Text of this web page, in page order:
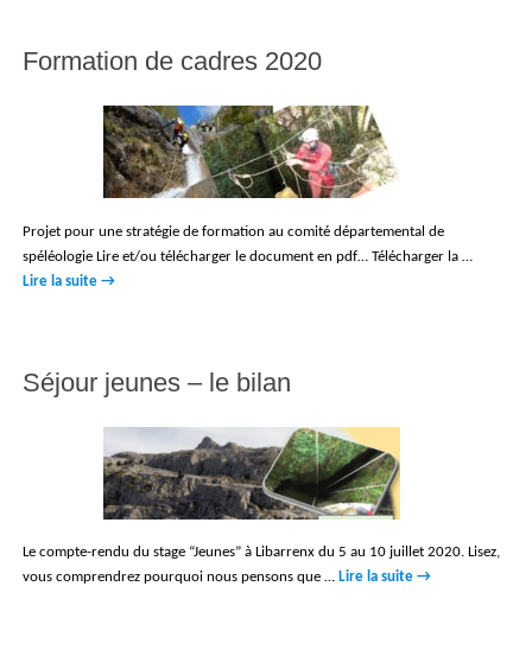
Formation de cadres 2020
Projet pour une stratégie de formation au comité départemental de
spéléologie Lire et/ou télécharger le document en pdf… Télécharger la …
Lire la suite →
Séjour jeunes – le bilan
Le compte-rendu du stage “Jeunes” à Libarrenx du 5 au 10 juillet 2020. Lisez,
vous comprendrez pourquoi nous pensons que … Lire la suite →